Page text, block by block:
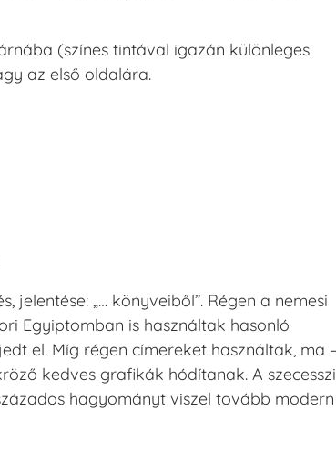
(színes tintával igazán különleges
az első oldalára.
jelentése: „… könyveiből”. Régen a nemesi
Egyiptomban is használtak hasonló
el. Míg régen címereket használtak, ma
kedves grafikák hódítanak. A
hagyományt viszel tovább modern